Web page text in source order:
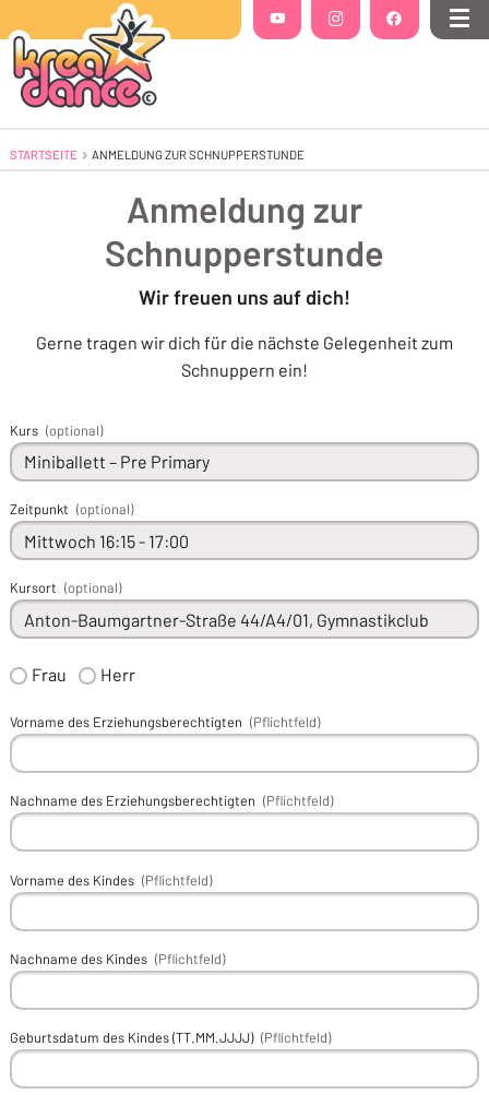
YouTube(Öffnet in einem neuen Tab oder
Instagram(Öffnet in einem neuen
Facebook(Öffnet in
STARTSEITE AKTUELL: ANMELDUNG ZUR SCHNUPPERSTUNDE
ANMELDUNG ZUR SCHNUPPERSTUNDE
Anmeldung zur
Schnupperstunde
Wir freuen uns auf dich!
Gerne tragen wir dich für die nächste Gelegenheit zum
Schnuppern ein!
Kurs (optional)
Zeitpunkt (optional)
Kursort (optional)
Frau Herr
Vorname des Erziehungsberechtigten (Pflichtfeld)
Nachname des Erziehungsberechtigten (Pflichtfeld)
Vorname des Kindes (Pflichtfeld)
Nachname des Kindes (Pflichtfeld)
Geburtsdatum des Kindes (TT.MM.JJJJ) (Pflichtfeld)